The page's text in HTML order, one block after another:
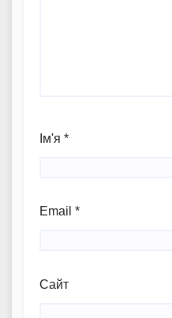
Ім'я *
Email *
Сайт